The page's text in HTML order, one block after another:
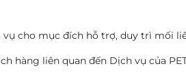
cho mục đích hỗ trợ, duy trì mối
hàng liên quan đến Dịch vụ của